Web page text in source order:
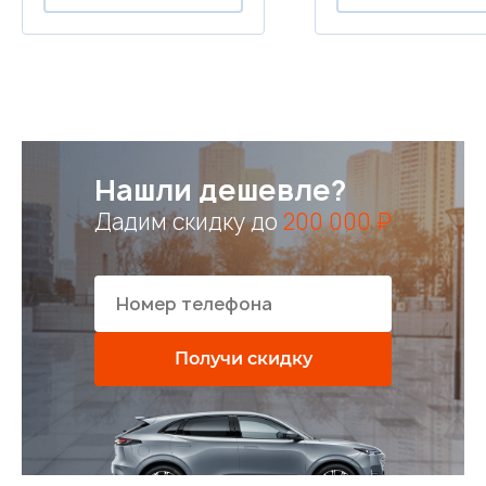
Нашли дешевле?
Дадим скидку до 200 000 ₽
Получи скидку